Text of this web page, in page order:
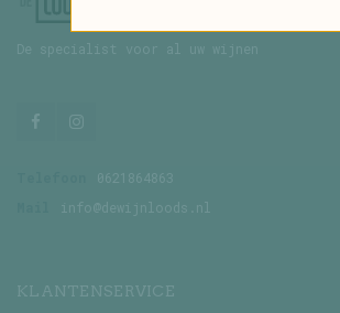
De specialist voor al uw wijnen
0621864863
info@dewijnloods.nl
KLANTENSERVICE